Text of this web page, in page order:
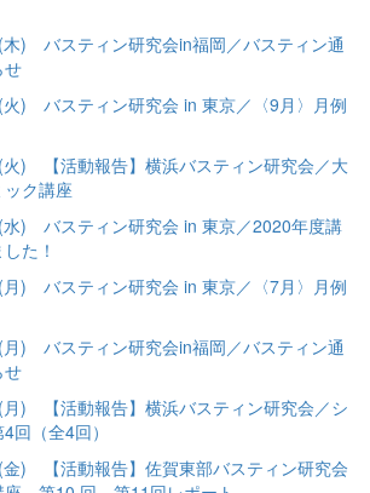
)
バスティン研究会in福岡／バスティン通
せ
)
バスティン研究会 in 東京／〈9月〉月例
)
【活動報告】横浜バスティン研究会／大
ク講座
)
バスティン研究会 in 東京／2020年度講
た！
)
バスティン研究会 in 東京／〈7月〉月例
)
バスティン研究会in福岡／バスティン通
せ
)
【活動報告】横浜バスティン研究会／シ
回（全4回）
)
【活動報告】佐賀東部バスティン研究会